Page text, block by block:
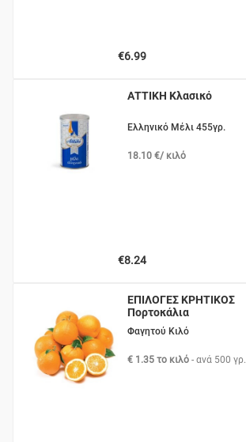
€6.99
ΑΤΤΙΚΗ Κλασικό
Ελληνικό Μέλι 455γρ.
18.10 €/ κιλό
€8.24
ΕΠΙΛΟΓΕΣ ΚΡΗΤΙΚΟΣ
Πορτοκάλια
Φαγητού Κιλό
€ 1.35 το κιλό - ανά 500 γρ.